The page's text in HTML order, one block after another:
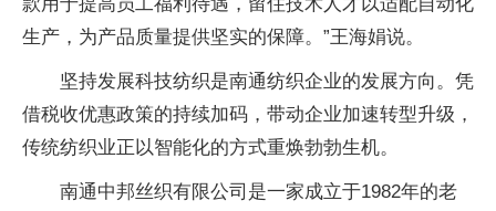
生产，为产品质量提供坚实的保障。”王海娟说。
坚持发展科技纺织是南通纺织企业的发展方向。凭
借税收优惠政策的持续加码，带动企业加速转型升级，
传统纺织业正以智能化的方式重焕勃勃生机。
南通中邦丝织有限公司是一家成立于1982年的老